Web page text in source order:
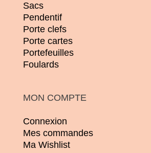
Sacs
Pendentif
Porte clefs
Porte cartes
Portefeuilles
Foulards
MON COMPTE
Connexion
Mes commandes
Ma Wishlist